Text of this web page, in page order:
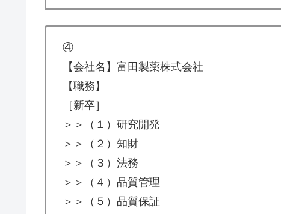
④
【会社名】富田製薬株式会社
【職務】
［新卒］
＞＞（１）研究開発
＞＞（２）知財
＞＞（３）法務
＞＞（４）品質管理
＞＞（５）品質保証